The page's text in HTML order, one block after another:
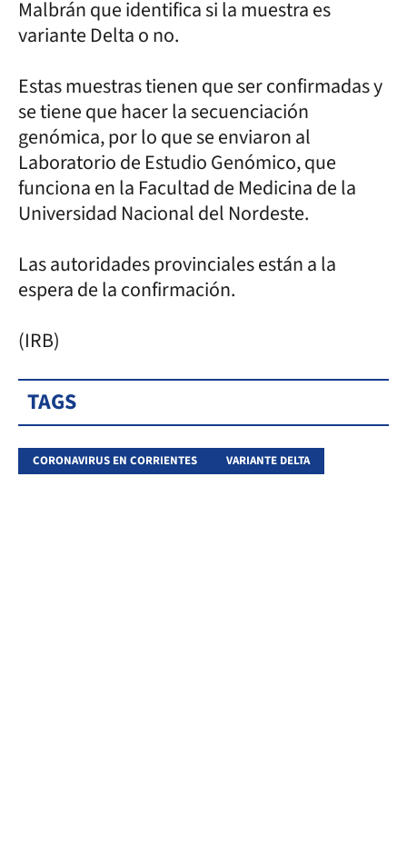
Malbrán que identifica si la muestra es
variante Delta o no.
Estas muestras tienen que ser confirmadas y
se tiene que hacer la secuenciación
genómica, por lo que se enviaron al
Laboratorio de Estudio Genómico, que
funciona en la Facultad de Medicina de la
Universidad Nacional del Nordeste.
Las autoridades provinciales están a la
espera de la confirmación.
(IRB)
TAGS
CORONAVIRUS EN CORRIENTES VARIANTE DELTA